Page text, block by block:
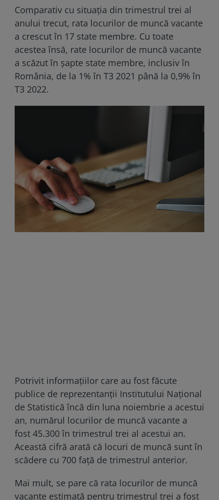
Comparativ cu situația din trimestrul trei al
anului trecut, rata locurilor de muncă vacante
a crescut în 17 state membre. Cu toate
acestea însă, rate locurilor de muncă vacante
a scăzut în șapte state membre, inclusiv în
România, de la 1% în T3 2021 până la 0,9% în
T3 2022.
Potrivit informațiilor care au fost făcute
publice de reprezentanții Institutului Național
de Statistică încă din luna noiembrie a acestui
an, numărul locurilor de muncă vacante a
fost 45.300 în trimestrul trei al acestui an.
Această cifră arată că locuri de muncă sunt în
scădere cu 700 față de trimestrul anterior.
Mai mult, se pare că rata locurilor de muncă
vacante estimată pentru trimestrul trei a fost